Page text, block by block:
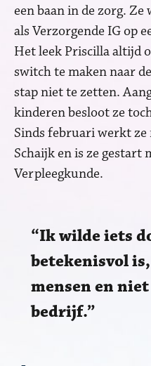
een baan in de zorg.
als Verzorgende IG op
Het leek Priscilla altijd
switch te maken naar
stap niet te zetten.
kinderen besloot ze
Sinds februari werkt
Schaijk en is ze gestart
Verpleegkunde.
Ik wilde iets
betekenisvol
mensen en
bedrijf.